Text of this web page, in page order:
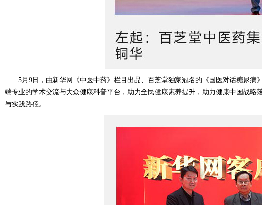
5月9日，由新华网《中医中药》栏目出品、百芝堂独家冠名的《国医对话糖尿
端专业的学术交流与大众健康科普平台，助力全民健康素养提升，助力健康中国战
与实践路径。